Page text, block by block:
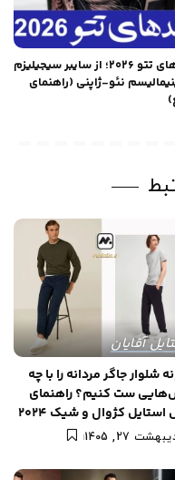
ترندهای تتو ۲۰۲۶؛ از سایبر سیجیلیزم
نئو-ژاپنی (راهنمای
آقایان
شلوار جاگر مردانه را با چه
ست کنیم؟ راهنمای
استایل کژوال و شیک 2024
27, 1405